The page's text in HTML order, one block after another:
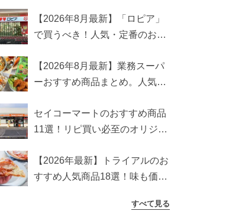
め商品も
【2026年8月最新】「ロピア」
で買うべき！人気・定番のおす
【2026年8月最新】業務スーパ
ーおすすめ商品まとめ。人気ラ
まで
セイコーマートのおすすめ商品
11選！リピ買い必至のオリジナ
【2026年最新】トライアルのお
すすめ人気商品18選！味も価格
すべて見る